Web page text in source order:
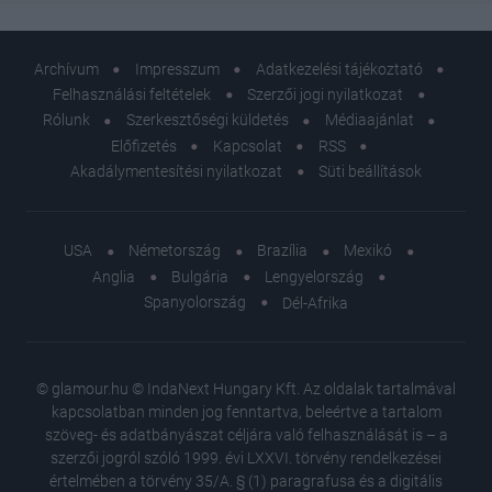
Archívum Impresszum
Adatkezelési tájékoztató
Felhasználási feltételek
Szerzői jogi nyilatkozat
Rólunk
Szerkesztőségi küldetés
Médiaajánlat
Előfizetés
Kapcsolat
RSS
Akadálymentesítési nyilatkozat
Süti beállítások
USA Németország Brazília
Mexikó
Anglia
Bulgária
Lengyelország
Spanyolország
Dél-Afrika
© glamour.hu © IndaNext Hungary Kft. Az oldalak tartalmával
kapcsolatban minden jog fenntartva, beleértve a tartalom
szöveg- és adatbányászat céljára való felhasználását is – a
szerzői jogról szóló 1999. évi LXXVI. törvény rendelkezései
értelmében a törvény 35/A. § (1) paragrafusa és a digitális